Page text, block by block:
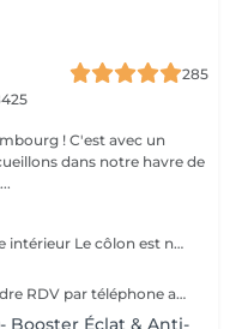
285
avec un
dans notre havre de
Irrigation du côlon - votre bien-être intérieur Le côlon est notre deuxième cerveau : pour une véritable harmonie, il est essentiel de prendre soin à la fois de son mental et de sa digestion. Une séance se déroule en deux temps : - Un échange personnalisé sur votre hygiène de vie, afin de vous donner des conseils alimentaires adaptés.( + ou - 30 minutes) - La séance d'irrigation ( + ou - 45 minutes), réalisée en douceur avec un appareil spécialisé, pour purifier et régénérer votre système digestif. Bienfaits : * Soulage ballonnements et lourdeurs * Améliore le transit * Élimine gaz et fermentations * Favorise une flore intestinale équilibrée * Apporte légèreté, vitalité et détente L'extérieur reflète l'intérieur : une peau lumineuse et un bien-être visible commencent par un côlon équilibré. Pour plus d'informations, consultez notre site : https://www.oxyzen.lu/massages/irrigation-du-colon.html
Pour votre 1 séance, merci de prendre RDV par téléphone afin que nous puissions définir ensemble le programme le plus adapté à vos attentes : +352 661 271 063 Infrathérapie Vital Dome une chaleur douce et profonde Souvent comparée au sauna, l'infrathérapie est différente : elle utilise les infrarouges longs (sans lumière, chaleur progressive). Résultat : une élimination jusqu'à 20 fois plus de toxines et metaux lourds qu'un sauna classique, tout en apportant confort et détente. Bienfaits : * Détox : élimine toxines et métaux lourds, relance le drainage, oxygène les tissus. * Beauté : raffermit, régénère la peau, atténue rides et cellulite. * Relaxation : réduit stress, tensions nerveuses et améliore le sommeil. * Sport : récupération, oxygénation musculaire, réduit courbatures et raideurs. * Santé : stimule l'immunité, apaise douleurs articulaires et rhumatismes. * Saisons : en hiver, réchauffe durablement et prévient les maux ; en été, soulage jambes lourdes et rétention d'eau. Avec ses 38 programmes personnalisés, l'infrathérapie s'adapte à vos besoins Cure conseillée : 1 à 2 séances par semaine pendant 5 semaines, puis 1 toutes les 1 à 2 semaines. Tarifs : séance 45 min 49€ | séance 60 min 59€ | forfaits disponibles : Séances de 45 min 5 séances : 200€ 10 séances : 350€ 20 séances : 600€ Séances de 60 min. 1 séance de 1h : 59€ 5 séances : 240€ 10 séances : 475€ 20 séances : 850€ Pour plus d'informations, consultez notre site : https://www.oxyzen.lu/massages/infratherapie.html
Booster Éclat & Anti-